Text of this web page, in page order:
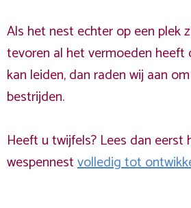
Als het nest echter op een plek
tevoren al het vermoeden
kan leiden, dan raden wij aan
bestrijden.
Heeft u twijfels? Lees dan eerst
wespennestvolledig tot